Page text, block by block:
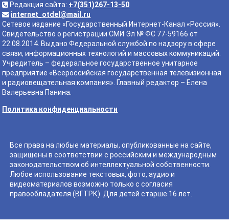
Редакция сайта: +7(351)267-13-50
internet_otdel@mail.ru
Сетевое издание «Государственный Интернет-Канал «Россия».
Свидетельство о регистрации СМИ Эл № ФС 77-59166 от
22.08.2014. Выдано Федеральной службой по надзору в сфере
связи, информационных технологий и массовых коммуникаций.
Учредитель – федеральное государственное унитарное
предприятие «Всероссийская государственная телевизионная
и радиовещательная компания». Главный редактор – Елена
Валерьевна Панина.
Политика конфиденциальности
Все права на любые материалы, опубликованные на сайте,
защищены в соответствии с российским и международным
законодательством об интеллектуальной собственности.
Любое использование текстовых, фото, аудио и
видеоматериалов возможно только с согласия
правообладателя (ВГТРК). Для детей старше 16 лет.